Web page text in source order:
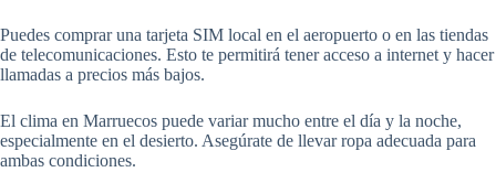
Puedes comprar una tarjeta SIM local en el aeropuerto o en las tiendas
de telecomunicaciones. Esto te permitirá tener acceso a internet y hacer
llamadas a precios más bajos.
El clima en Marruecos puede variar mucho entre el día y la noche,
especialmente en el desierto. Asegúrate de llevar ropa adecuada para
ambas condiciones.